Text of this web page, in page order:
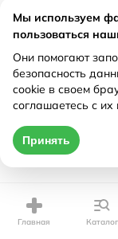
Главная Каталог
Мы используем
пользоваться
Они помогают
безопасность
cookie в своем
соглашаетесь с
Принять